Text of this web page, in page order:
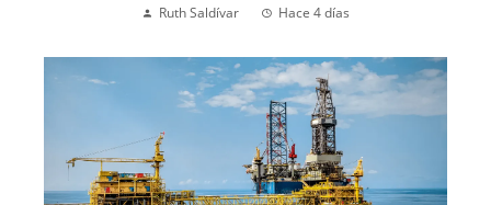
Ruth Saldívar Hace 4 días